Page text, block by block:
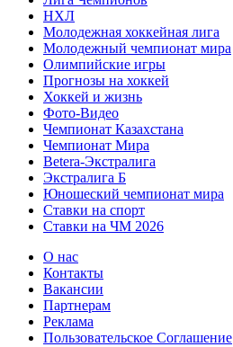
НХЛ
Молодежная хоккейная лига
Молодежный чемпионат мира
Олимпийские игры
Прогнозы на хоккей
Хоккей и жизнь
Фото-Видео
Чемпионат Казахстана
Чемпионат Мира
Betera-Экстралига
Экстралига Б
Юношеский чемпионат мира
Ставки на спорт
Ставки на ЧМ 2026
О нас
Контакты
Вакансии
Партнерам
Реклама
Пользовательское Соглашение